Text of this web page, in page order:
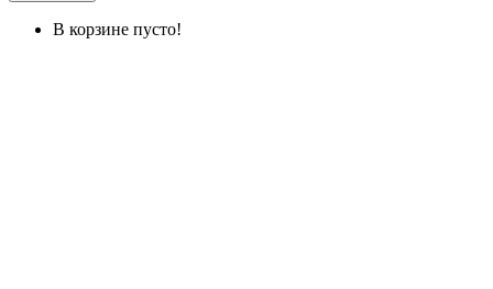
В корзине пусто!